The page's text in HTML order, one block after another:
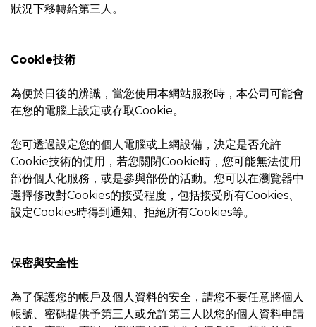
狀況下移轉給第三人。
Cookie技術
為便於日後的辨識，當您使用本網站服務時，本公司可能會
在您的電腦上設定或存取Cookie。
您可透過設定您的個人電腦或上網設備，決定是否允許
Cookie技術的使用，若您關閉Cookie時，您可能無法使用
部份個人化服務，或是參與部份的活動。您可以在瀏覽器中
選擇修改對Cookies的接受程度，包括接受所有Cookies、
設定Cookies時得到通知、拒絕所有Cookies等。
保密與安全性
為了保護您的帳戶及個人資料的安全，請您不要任意將個人
帳號、密碼提供予第三人或允許第三人以您的個人資料申請